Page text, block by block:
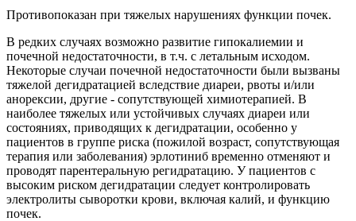
Противопоказан при тяжелых нарушениях функции почек.
В редких случаях возможно развитие гипокалиемии и
почечной недостаточности, в т.ч. с летальным исходом.
Некоторые случаи почечной недостаточности были вызваны
тяжелой дегидратацией вследствие диареи, рвоты и/или
анорексии, другие - сопутствующей химиотерапией. В
наиболее тяжелых или устойчивых случаях диареи или
состояниях, приводящих к дегидратации, особенно у
пациентов в группе риска (пожилой возраст, сопутствующая
терапия или заболевания) эрлотиниб временно отменяют и
проводят парентеральную регидратацию. У пациентов с
высоким риском дегидратации следует контролировать
электролиты сыворотки крови, включая калий, и функцию
почек.